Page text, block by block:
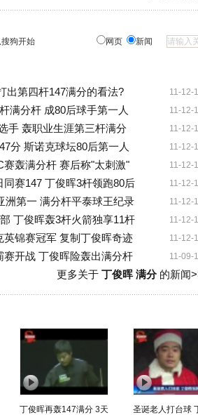
狗开始 网页 新闻
11-12-
出第四杆147满分的看法?
11-12-
满分杆 成80后球手第一人
11-12-
手 轰职业生涯第三杆满分
11-12-
分 斯诺克球坛80后第一人
11-12-
轰满分杆 赛后称"太刺激"
11-12-
赛147 丁俊晖3杆领跑80后
11-12-
洲第一 满分杆平泰球王纪录
11-12-
丁俊晖轰3杆火箭独享11杆
11-12-
英锦赛冠军 复制丁俊晖奇迹
11-09-
赛开战 丁俊晖险轰出满分杆
更多关于 丁俊晖 满分的新闻
丁俊晖再轰147满分 3天
圣诞老人打台球